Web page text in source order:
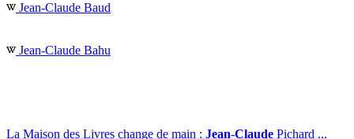
Jean-Claude Baud
Jean-Claude Bahu
La Maison des Livres change de main : Jean-Claude Pichard ...